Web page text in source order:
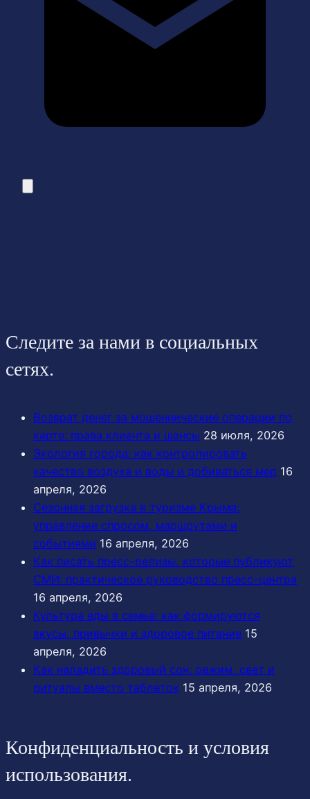
Следите за нами в социальных
сетях.
Возврат денег за мошеннические операции по
карте: права клиента и шансы 28 июля, 2026
Экология города: как контролировать
качество воздуха и воды и добиваться мер 16
апреля, 2026
Сезонная загрузка в туризме Крыма:
управление спросом, маршрутами и
событиями 16 апреля, 2026
Как писать пресс-релизы, которые публикуют
СМИ: практическое руководство пресс-центра
16 апреля, 2026
Культура еды в семье: как формируются
вкусы, привычки и здоровое питание 15
апреля, 2026
Как наладить здоровый сон: режим, свет и
ритуалы вместо таблеток 15 апреля, 2026
Конфиденциальность и условия
использования.